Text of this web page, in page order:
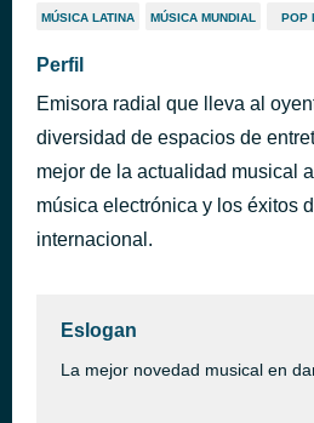
MÚSICA LATINA MÚSICA MUNDIAL POP
Perfil
Emisora radial que lleva al
diversidad de espacios de
mejor de la actualidad musical
música electrónica y los éxitos
internacional.
Eslogan
La mejor novedad musical en